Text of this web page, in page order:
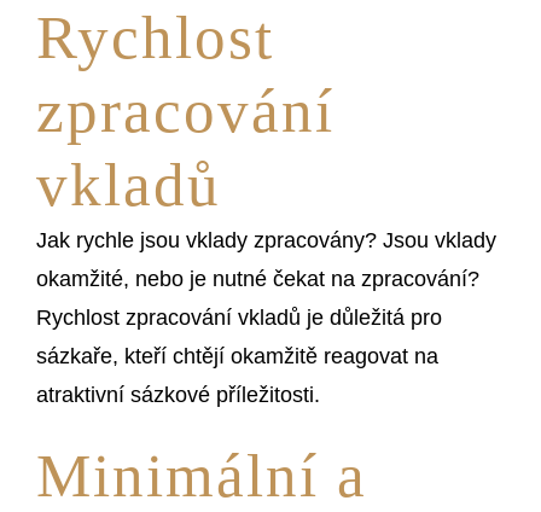
Rychlost
zpracování
vkladů
Jak rychle jsou vklady zpracovány? Jsou vklady
okamžité, nebo je nutné čekat na zpracování?
Rychlost zpracování vkladů je důležitá pro
sázkaře, kteří chtějí okamžitě reagovat na
atraktivní sázkové příležitosti.
Minimální a